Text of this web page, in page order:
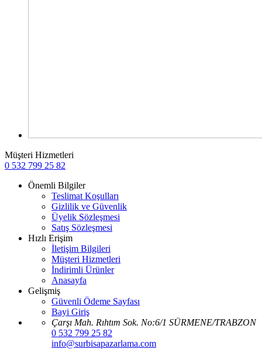
Müşteri Hizmetleri
0 532 799 25 82
Önemli Bilgiler
Teslimat Koşulları
Gizlilik ve Güvenlik
Üyelik Sözleşmesi
Satış Sözleşmesi
Hızlı Erişim
İletişim Bilgileri
Müşteri Hizmetleri
İndirimli Ürünler
Anasayfa
Gelişmiş
Güvenli Ödeme Sayfası
Bayi Giriş
Çarşı Mah. Rıhtım Sok. No:6/1 SÜRMENE/TRABZON
0 532 799 25 82
info@surbisapazarlama.com